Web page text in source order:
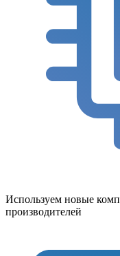
Используем новые
производителей